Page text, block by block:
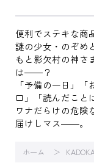
便利でステキな商
謎の少女・のぞめ
もと影欠村の神さ
は――？
「予備の一日」
口」「読んだこと
ワナだらけの危険
届けしマス――。
ホーム